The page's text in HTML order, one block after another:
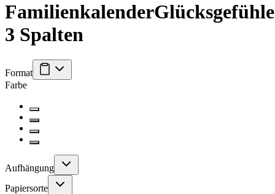
FamilienkalenderGlücksgefühle
3 Spalten
Format
Farbe
Aufhängung
Papiersorte